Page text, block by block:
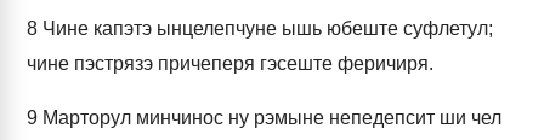
8 Чине капэтэ ынцелепчуне ышь юбеште суфлетул;
чине пэстрязэ причеперя гэсеште феричиря.
9 Марторул минчинос ну рэмыне непедепсит ши чел